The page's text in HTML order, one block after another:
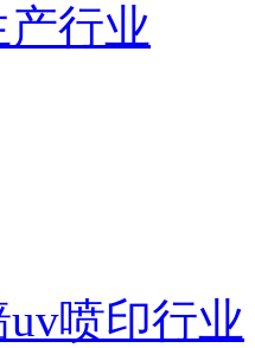
行业
喷印行业